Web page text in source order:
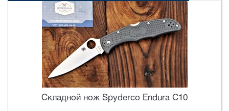
Складной нож Spyderco Endura C10